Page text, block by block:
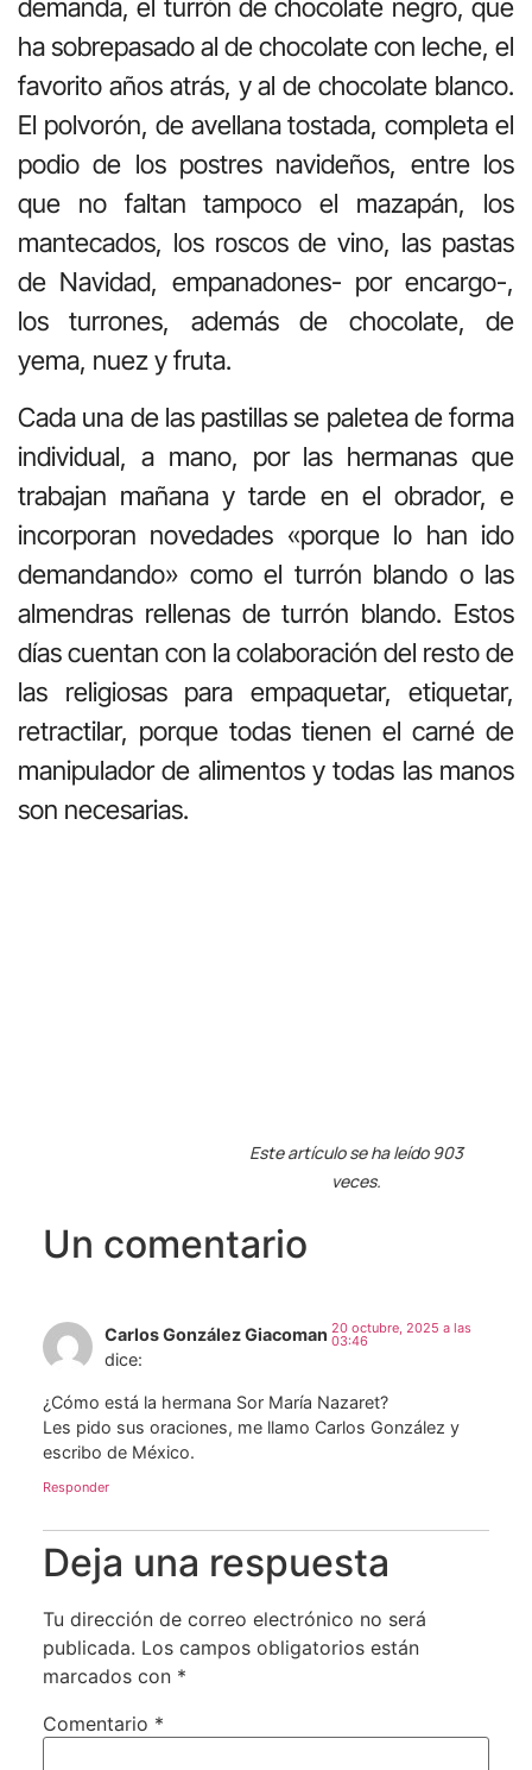
demanda, el turrón de chocolate negro, que
ha sobrepasado al de chocolate con leche, el
favorito años atrás, y al de chocolate blanco.
El polvorón, de avellana tostada, completa el
podio de los postres navideños, entre los
que no faltan tampoco el mazapán, los
mantecados, los roscos de vino, las pastas
de Navidad, empanadones- por encargo-,
los turrones, además de chocolate, de
yema, nuez y fruta.
Cada una de las pastillas se paletea de forma
individual, a mano, por las hermanas que
trabajan mañana y tarde en el obrador, e
incorporan novedades «porque lo han ido
demandando» como el turrón blando o las
almendras rellenas de turrón blando. Estos
días cuentan con la colaboración del resto de
las religiosas para empaquetar, etiquetar,
retractilar, porque todas tienen el carné de
manipulador de alimentos y todas las manos
son necesarias.
Este artículo se ha leído 903
veces.
Un comentario
Carlos González Giacoman
dice:
20 octubre, 2025 a las
03:46
¿Cómo está la hermana Sor María Nazaret?
Les pido sus oraciones, me llamo Carlos González y
escribo de México.
Responder
Deja una respuesta
Tu dirección de correo electrónico no será
publicada. Los campos obligatorios están
marcados con *
Comentario *